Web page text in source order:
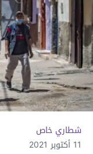
شطاري خاص
11 أكتوبر 2021